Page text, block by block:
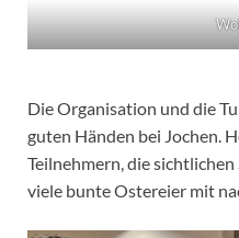
Die Organisation und die
guten Händen bei Jochen.
Teilnehmern, die
viele bunte Ostereier mit